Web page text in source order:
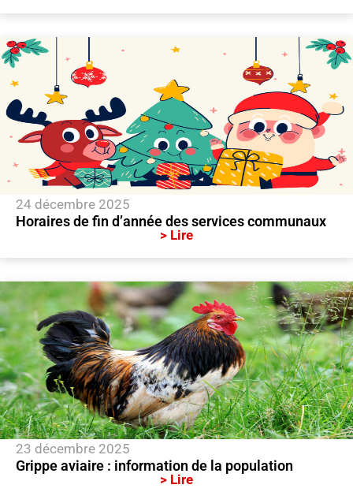
24 décembre 2025
Horaires de fin d’année des services communaux
> Lire
23 décembre 2025
Grippe aviaire : information de la population
> Lire